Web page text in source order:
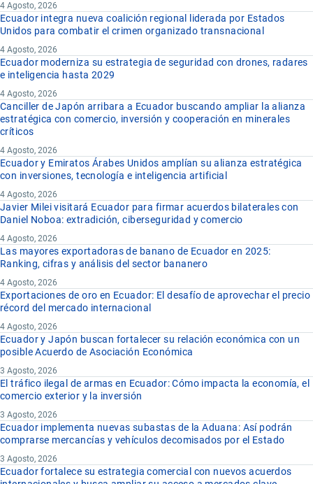
4 Agosto, 2026
Ecuador integra nueva coalición regional liderada por Estados
Unidos para combatir el crimen organizado transnacional
4 Agosto, 2026
Ecuador moderniza su estrategia de seguridad con drones, radares
e inteligencia hasta 2029
4 Agosto, 2026
Canciller de Japón arribara a Ecuador buscando ampliar la alianza
estratégica con comercio, inversión y cooperación en minerales
críticos
4 Agosto, 2026
Ecuador y Emiratos Árabes Unidos amplían su alianza estratégica
con inversiones, tecnología e inteligencia artificial
4 Agosto, 2026
Javier Milei visitará Ecuador para firmar acuerdos bilaterales con
Daniel Noboa: extradición, ciberseguridad y comercio
4 Agosto, 2026
Las mayores exportadoras de banano de Ecuador en 2025:
Ranking, cifras y análisis del sector bananero
4 Agosto, 2026
Exportaciones de oro en Ecuador: El desafío de aprovechar el precio
récord del mercado internacional
4 Agosto, 2026
Ecuador y Japón buscan fortalecer su relación económica con un
posible Acuerdo de Asociación Económica
3 Agosto, 2026
El tráfico ilegal de armas en Ecuador: Cómo impacta la economía, el
comercio exterior y la inversión
3 Agosto, 2026
Ecuador implementa nuevas subastas de la Aduana: Así podrán
comprarse mercancías y vehículos decomisados por el Estado
3 Agosto, 2026
Ecuador fortalece su estrategia comercial con nuevos acuerdos